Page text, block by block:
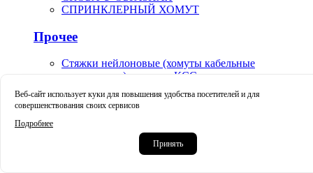
СПРИНКЛЕРНЫЙ ХОМУТ
Прочее
Стяжки нейлоновые (хомуты кабельные
пластиковые) стандарт КСС
Маркеры карандаши маркер-краска строительные
Краскораспылители пневматические пистолет-
распылители арт.V-0019
Крацовки корщетки чашечные тарельчатые
Веб-сайт использует куки для повышения удобства посетителей и для
совершенствования своих сервисов
Подробнее
Принять